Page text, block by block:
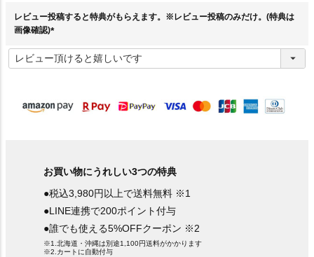
レビュー投稿すると特典がもらえます。※レビュー投稿のみだけ。(特典は
画像確認)
必
須
お買い物にうれしい3つの特典
●税込3,980円以上で送料無料 ※1
●LINE連携で200ポイント付与
●誰でも使える5%OFFクーポン ※2
※1.北海道・沖縄は別途1,100円送料がかかります
※2.カートに自動付与